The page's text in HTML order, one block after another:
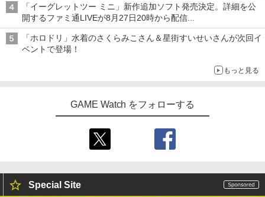
「イーグレットツー ミニ」新作追加ソフト発売決定。詳細を公
開するファミ通LIVEが8月27日20時から配信
シリーズ累計100タイトルへ
「ホロドリ」水着のさくらみこさん＆星街すいせいさんが次回イ
ベントで登場！
もっと見る
GAME Watch をフォローする
Special Site